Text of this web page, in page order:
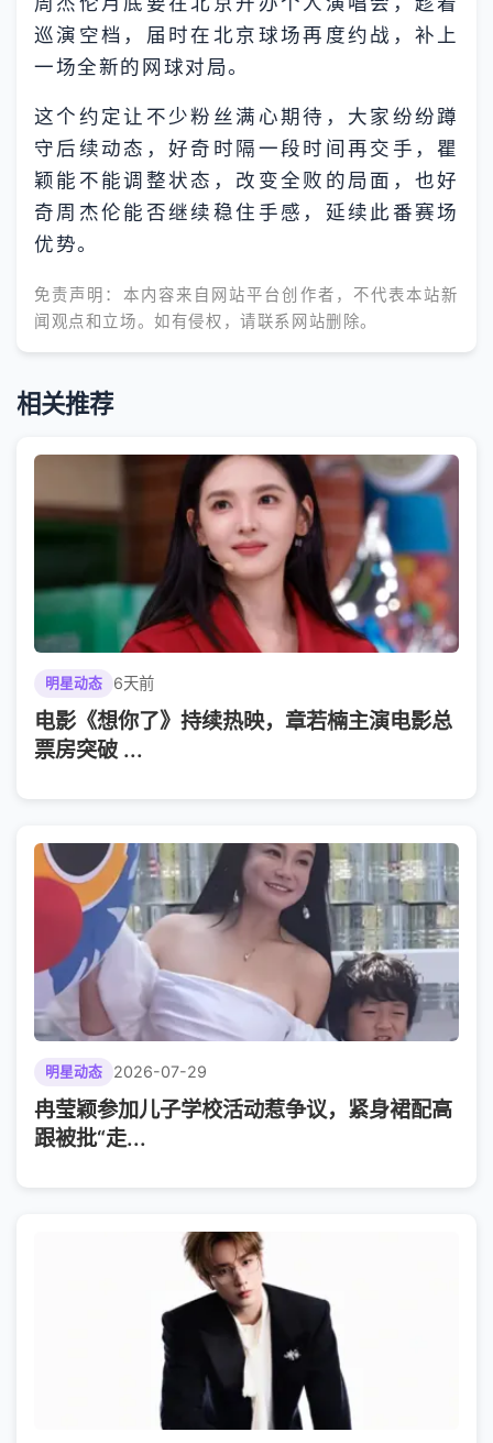
巡演空档，届时在北京球场再度约战，补上
一场全新的网球对局。
这个约定让不少粉丝满心期待，大家纷纷蹲
守后续动态，好奇时隔一段时间再交手，瞿
颖能不能调整状态，改变全败的局面，也好
奇周杰伦能否继续稳住手感，延续此番赛场
优势。
免责声明：本内容来自网站平台创作者，不代表本站新
闻观点和立场。如有侵权，请联系网站删除。
相关推荐
明星动态 6天前
电影《想你了》持续热映，章若楠主演电影总
票房突破 ...
明星动态 2026-07-29
冉莹颖参加儿子学校活动惹争议，紧身裙配高
跟被批“走...